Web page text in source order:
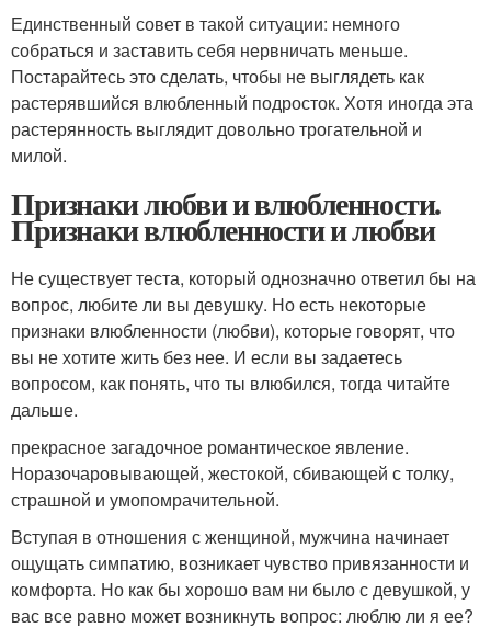
Единственный совет в такой ситуации: немного
собраться и заставить себя нервничать меньше.
Постарайтесь это сделать, чтобы не выглядеть как
растерявшийся влюбленный подросток. Хотя иногда эта
растерянность выглядит довольно трогательной и
милой.
Признаки любви и влюбленности.
Признаки влюбленности и любви
Не существует теста, который однозначно ответил бы на
вопрос, любите ли вы девушку. Но есть некоторые
признаки влюбленности (любви), которые говорят, что
вы не хотите жить без нее. И если вы задаетесь
вопросом, как понять, что ты влюбился, тогда читайте
дальше.
прекрасное загадочное романтическое явление.
Норазочаровывающей, жестокой, сбивающей с толку,
страшной и умопомрачительной.
Вступая в отношения с женщиной, мужчина начинает
ощущать симпатию, возникает чувство привязанности и
комфорта. Но как бы хорошо вам ни было с девушкой, у
вас все равно может возникнуть вопрос: люблю ли я ее?